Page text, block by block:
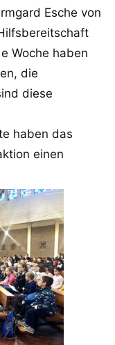
Esche von
Woche haben
die
diese
haben das
einen